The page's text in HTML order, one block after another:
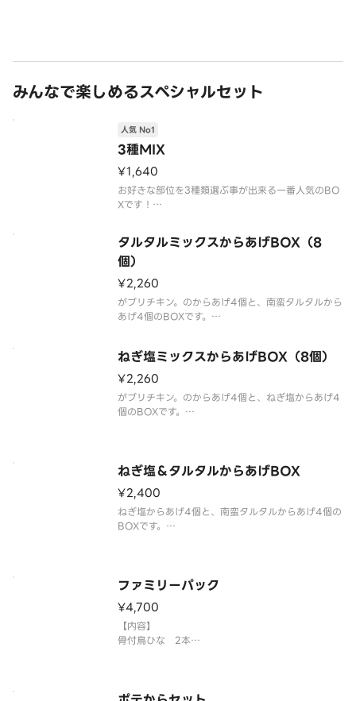
みんなで楽しめるスペシャルセット
3種MIX
人気 No1
¥1,640
お好きな部位を3種類選ぶ事が出来る一番人気のBO
Xです！
※写真はイメージです。
タルタルミックスからあげBOX（8
個）
¥2,260
がブリチキン。のからあげ4個と、南蛮タルタルから
あげ4個のBOXです。
ねぎ塩ミックスからあげBOX（8個）
¥2,260
がブリチキン。のからあげ4個と、ねぎ塩からあげ4
個のBOXです。
ねぎ塩＆タルタルからあげBOX
¥2,400
ねぎ塩からあげ4個と、南蛮タルタルからあげ4個の
BOXです。
ファミリーパック
¥4,700
【内容】
骨付鳥ひな 2本
時間を頂戴します。ご了承ください。